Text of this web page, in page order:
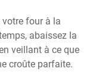
four à la
abaissez la
veillant à ce que
croûte parfaite.